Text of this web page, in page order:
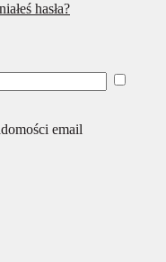
hasła?
email